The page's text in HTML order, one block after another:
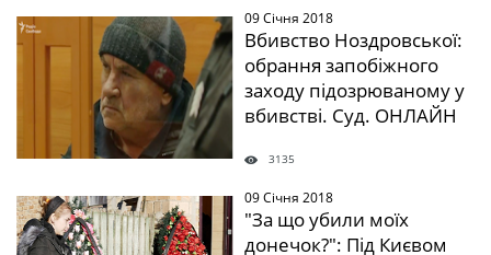
" /> 09 Січня 2018
Вбивство Ноздровської:
обрання запобіжного
заходу підозрюваному у
вбивстві. Суд. ОНЛАЙН
3135
" /> 09 Січня 2018
"За що убили моїх
донечок?": Під Києвом